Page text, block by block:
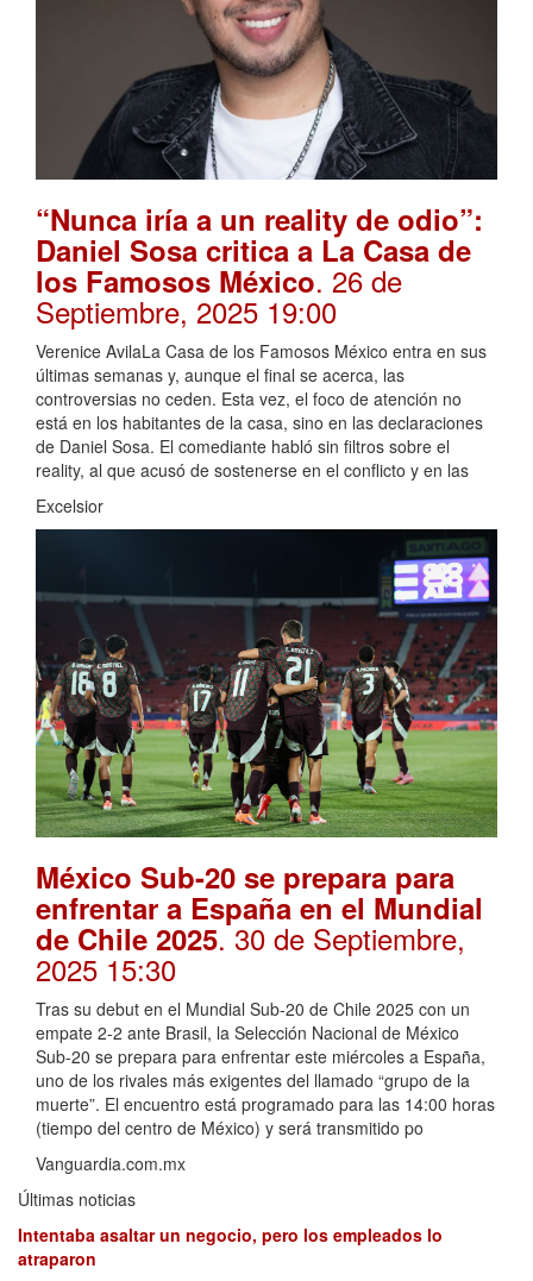
“Nunca iría a un reality de odio”:
Daniel Sosa critica a La Casa de
los Famosos México. 26 de
Septiembre, 2025 19:00
Verenice AvilaLa Casa de los Famosos México entra en sus
últimas semanas y, aunque el final se acerca, las
controversias no ceden. Esta vez, el foco de atención no
está en los habitantes de la casa, sino en las declaraciones
de Daniel Sosa. El comediante habló sin filtros sobre el
reality, al que acusó de sostenerse en el conflicto y en las
Excelsior
México Sub-20 se prepara para
enfrentar a España en el Mundial
de Chile 2025. 30 de Septiembre,
2025 15:30
Tras su debut en el Mundial Sub-20 de Chile 2025 con un
empate 2-2 ante Brasil, la Selección Nacional de México
Sub-20 se prepara para enfrentar este miércoles a España,
uno de los rivales más exigentes del llamado “grupo de la
muerte”. El encuentro está programado para las 14:00 horas
(tiempo del centro de México) y será transmitido po
Vanguardia.com.mx
Últimas noticias
Intentaba asaltar un negocio, pero los empleados lo
atraparon